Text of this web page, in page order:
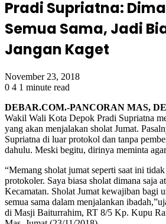
Pradi Supriatna:
Semua Sama, Jadi
Jangan Kaget
November 23, 2018
0 4 1 minute read
DEBAR.COM.-PANCORAN MAS,
Wakil Wali Kota Depok Pradi Supriatna
yang akan menjalakan sholat Jumat.
Supriatna di luar protokol dan tanpa
dahulu. Meski begitu, dirinya meminta
“Memang sholat jumat seperti saat ini
protokoler. Saya biasa sholat dimana saja
Kecamatan. Sholat Jumat kewajiban bagi
semua sama dalam menjalankan
di Masji Baiturrahim, RT 8/5 Kp. Kupu